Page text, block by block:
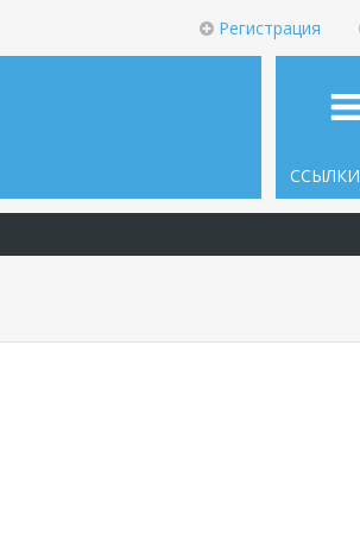
Регистрация
ССЫЛКИ